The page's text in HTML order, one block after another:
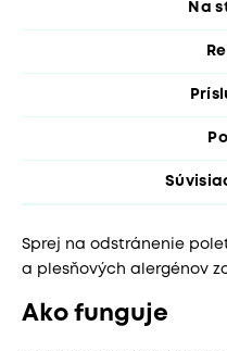
Na
Sprej na odstránenie
a plesňových alergénov
Ako funguje